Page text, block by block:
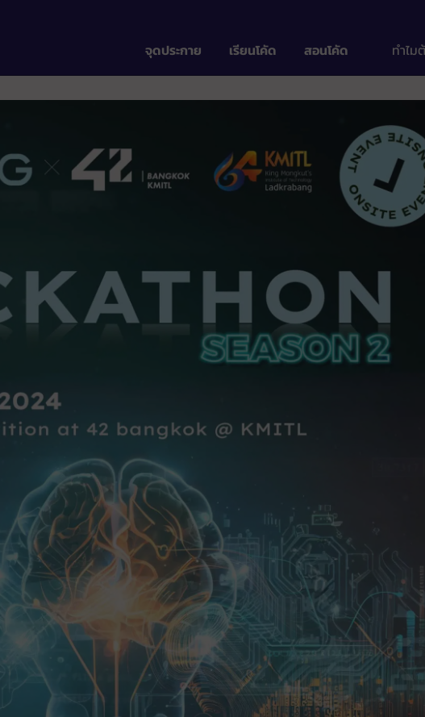
ทำไม
จุดประกาย เรียนโคัด สอนโคัด